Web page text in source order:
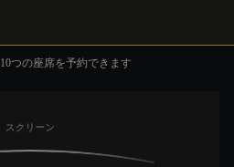
10つの座席を予約できます
スクリーン